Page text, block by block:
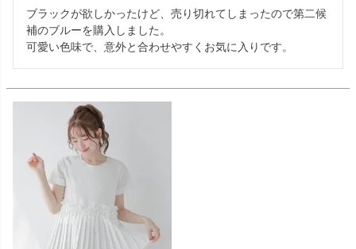
ブラックが欲しかったけど、売り切れてしまったので第二候
補のブルーを購入しました。
可愛い色味で、意外と合わせやすくお気に入りです。